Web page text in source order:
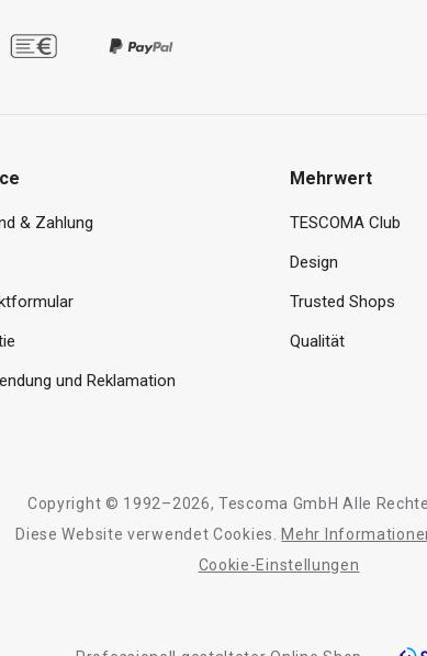
& Zahlung
und Reklamation
Mehrwert
TESCOMA Club
Design
Trusted Shops
Qualität
Copyright © 1992–2026, Tescoma GmbH Alle
Diese Website verwendet Cookies.Mehr
Cookie-Einstellungen